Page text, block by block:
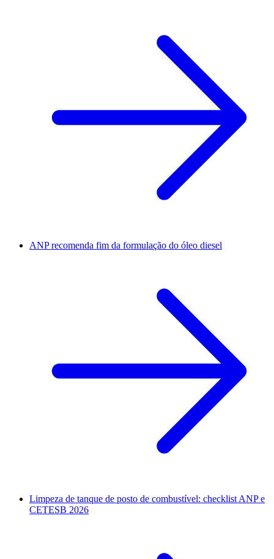
ANP recomenda fim da formulação do óleo diesel
Limpeza de tanque de posto de combustível: checklist ANP e
CETESB 2026